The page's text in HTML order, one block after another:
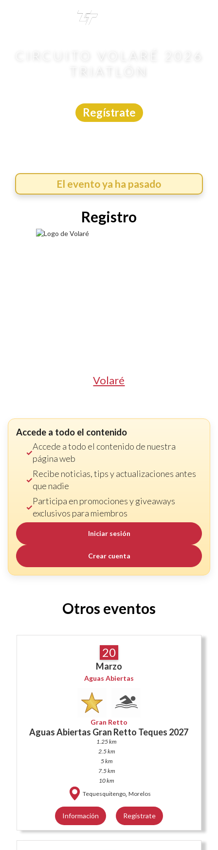
CIRCUITO VOLARÉ 2026
TRIATLÓN
Regístrate
El evento ya ha pasado
Registro
Volaré
Accede a todo el contenido
Accede a todo el contenido de nuestra
página web
Recibe noticias, tips y actualizaciones antes
que nadie
Participa en promociones y giveaways
exclusivos para miembros
Iniciar sesión
Crear cuenta
Otros eventos
20
Marzo
Aguas Abiertas
Gran Retto
Aguas Abiertas Gran Retto Teques 2027
1.25 km
2.5 km
5 km
7.5 km
10 km
Tequesquitengo, Morelos
Información Regístrate